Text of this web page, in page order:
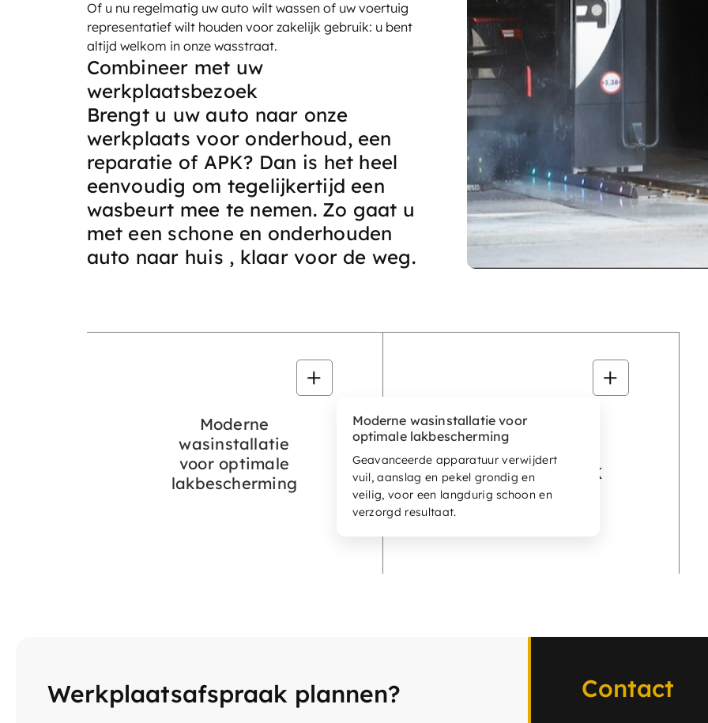
Of u nu regelmatig uw auto wilt wassen of uw voertuig
representatief wilt houden voor zakelijk gebruik: u bent
altijd welkom in onze wasstraat.
Combineer met uw
werkplaatsbezoek
Brengt u uw auto naar onze
werkplaats voor onderhoud, een
reparatie of APK? Dan is het heel
eenvoudig om tegelijkertijd een
wasbeurt mee te nemen. Zo gaat u
met een schone en onderhouden
auto naar huis , klaar voor de weg.
Moderne
wasinstallatie
voor optimale
lakbescherming
Moderne wasinstallatie voor
optimale lakbescherming
Geavanceerde apparatuur verwijdert
vuil, aanslag en pekel grondig en
veilig, voor een langdurig schoon en
verzorgd resultaat.
Slim te
combineren met
onderhoud of APK
Werkplaatsafspraak plannen? Contact